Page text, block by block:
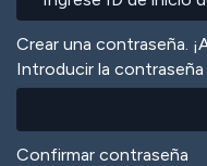
Crear una contraseña.
Introducir la contraseña
Confirmar contraseña